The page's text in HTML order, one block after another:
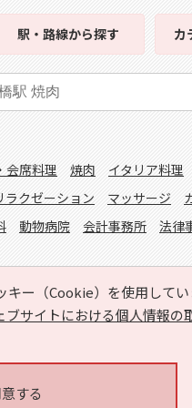
ー（Cookie）を使用して
ブサイトにおける個人情報の
する
駅・路線から探す カ
会席料理 焼肉 イタリア料理
ラクゼーション マッサージ
動物病院 会計事務所 法律